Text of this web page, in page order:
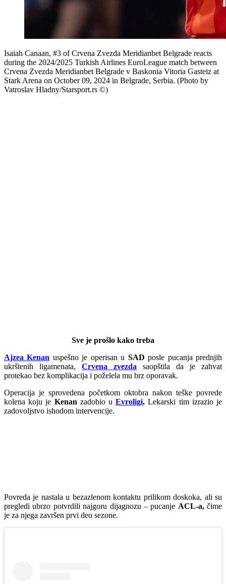
Isaiah Canaan, #3 of Crvena Zvezda Meridianbet Belgrade reacts
during the 2024/2025 Turkish Airlines EuroLeague match between
Crvena Zvezda Meridianbet Belgrade v Baskonia Vitoria Gasteiz at
Stark Arena on October 09, 2024 in Belgrade, Serbia. (Photo by
Vatroslav Hladny/Starsport.rs ©)
Sve je prošlo kako treba
Ajzea Kenan uspešno je operisan u SAD posle pucanja prednjih
ukrštenih ligamenata, Crvena zvezda saopštila da je zahvat
protekao bez komplikacija i poželela mu brz oporavak.
Operacija je sprovedena početkom oktobra nakon teške povrede
kolena koju je Kenan zadobio uEvroligi. Lekarski tim izrazio je
zadovoljstvo ishodom intervencije.
Povreda je nastala u bezazlenom kontaktu prilikom doskoka, ali su
pregledi ubrzo potvrdili najgoru dijagnozu – pucanje ACL-a,čime
je za njega završen prvi deo sezone.